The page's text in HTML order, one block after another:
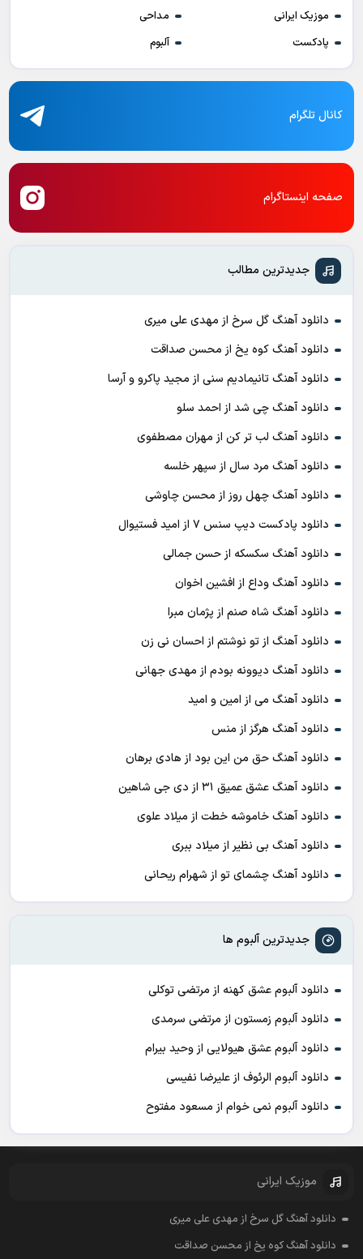
موزیک ایرانی
مداحی
پادکست
آلبوم
کانال تلگرام
صفحه اینستاگرام
جدیدترین مطالب
دانلود آهنگ گل سرخ از مهدی علی میری
دانلود آهنگ کوه یخ از محسن صداقت
دانلود آهنگ تانیمادیم سنی از مجید پاکرو و آرسا
دانلود آهنگ چی شد از احمد سلو
دانلود آهنگ لب تر کن از مهران مصطفوی
دانلود آهنگ مرد سال از سپهر خلسه
دانلود آهنگ چهل روز از محسن چاوشی
دانلود پادکست ديپ سنس ۷ از اميد فستيوال
دانلود آهنگ سکسکه از حسن جمالی
دانلود آهنگ وداع از افشين اخوان
دانلود آهنگ شاه صنم از پژمان مبرا
دانلود آهنگ از تو نوشتم از احسان نی زن
دانلود آهنگ دیوونه بودم از مهدی جهانی
دانلود آهنگ می از امین و امید
دانلود آهنگ هرگز از منس
دانلود آهنگ حق من این بود از هادی برهان
دانلود آهنگ عشق عمیق ۳۱ از دی جی شاهین
دانلود آهنگ خاموشه خطت از میلاد علوی
دانلود آهنگ بی نظیر از میلاد ببری
دانلود آهنگ چشمای تو از شهرام ریحانی
جدیدترین آلبوم ها
دانلود آلبوم عشق کهنه از مرتضی توکلی
دانلود آلبوم زمستون از مرتضی سرمدی
دانلود آلبوم عشق هیولایی از وحید بیرام
دانلود آلبوم الرئوف از علیرضا نفیسی
دانلود آلبوم نمی خوام از مسعود مفتوح
موزیک ایرانی
دانلود آهنگ گل سرخ از مهدی علی میری
دانلود آهنگ کوه یخ از محسن صداقت